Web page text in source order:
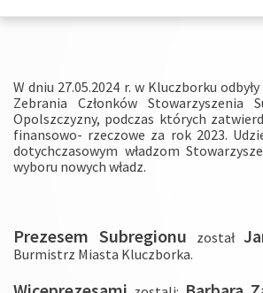
W dniu 27.05.2024 r. w Kluczborku
Zebrania Członków Stowarzyszenia
Opolszczyzny, podczas których
finansowo- rzeczowe za rok 2023.
dotychczasowym władzom
wyboru nowych władz.
Prezesem Subregionu został
Burmistrz Miasta Kluczborka.